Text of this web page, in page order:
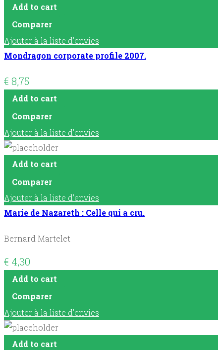
Add to cart
Comparer
Ajouter à la liste d’envies
Mondragon corporate profile 2007.
€ 8,75
Add to cart
Comparer
Ajouter à la liste d’envies
Add to cart
Comparer
Ajouter à la liste d’envies
Marie de Nazareth : Celle qui a cru.
Bernard Martelet
€ 4,30
Add to cart
Comparer
Ajouter à la liste d’envies
Add to cart